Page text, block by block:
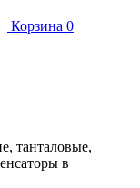
Корзина 0
танталовые,
в